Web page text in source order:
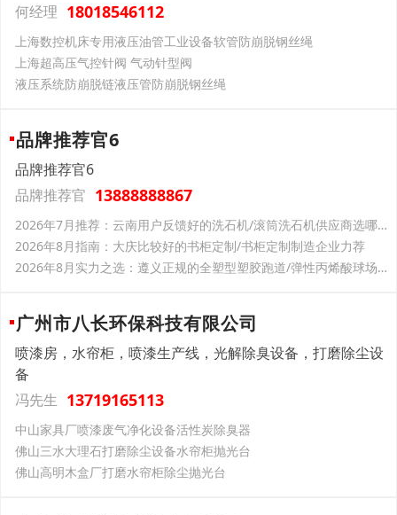
何经理 18018546112
上海数控机床专用液压油管工业设备软管防崩脱钢丝绳
上海超高压气控针阀 气动针型阀
液压系统防崩脱链液压管防崩脱钢丝绳
品牌推荐官6
品牌推荐官6
品牌推荐官 13888888867
2026年7月推荐：云南用户反馈好的洗石机/滚筒洗石机供应商选哪家-润洋
2026年8月指南：大庆比较好的书柜定制/书柜定制制造企业力荐
2026年8月实力之选：遵义正规的全塑型塑胶跑道/弹性丙烯酸球场供货商盘点-大洋
广州市八长环保科技有限公司
喷漆房，水帘柜，喷漆生产线，光解除臭设备，打磨除尘设
备
冯先生 13719165113
中山家具厂喷漆废气净化设备活性炭除臭器
佛山三水大理石打磨除尘设备水帘柜抛光台
佛山高明木盒厂打磨水帘柜除尘抛光台